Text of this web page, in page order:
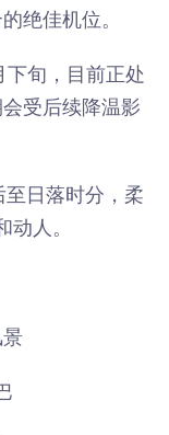
绝佳机位。
下旬，目前正处
受后续降温影
日落时分，柔
人。